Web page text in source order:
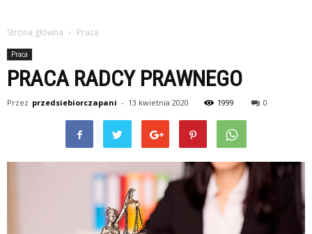
Strona główna Praca
Praca
PRACA RADCY PRAWNEGO
Przez przedsiebiorczapani - 13 kwietnia 2020 1999 0